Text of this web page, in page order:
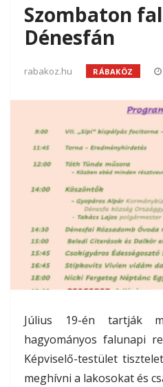
Szombaton
Dénesfán
rabakoz.hu RÁBAKÖZ
Július 19-én tartják
hagyományos falunapi
Képviselő-testület
meghívni a lakosokat és